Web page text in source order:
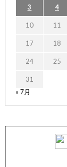
3 4
10 11
17 18
24 25
31
« 7月